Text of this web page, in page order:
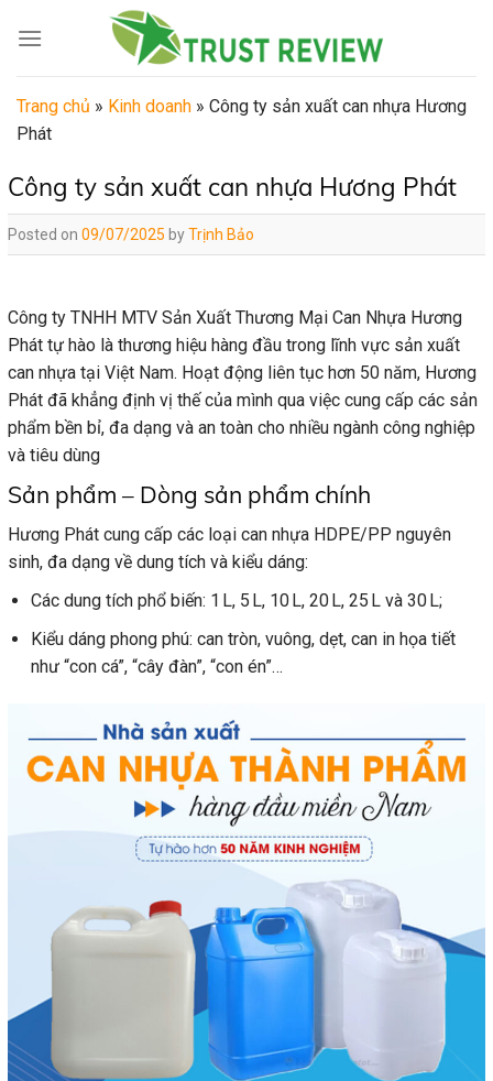
Trang chủ » Kinh doanh » Công ty sản xuất can nhựa Hương
Phát
Công ty sản xuất can nhựa Hương Phát
Posted on 09/07/2025 byTrịnh Bảo
Công ty TNHH MTV Sản Xuất Thương Mại Can Nhựa Hương
Phát tự hào là thương hiệu hàng đầu trong lĩnh vực sản xuất
can nhựa tại Việt Nam. Hoạt động liên tục hơn 50 năm, Hương
Phát đã khẳng định vị thế của mình qua việc cung cấp các sản
phẩm bền bỉ, đa dạng và an toàn cho nhiều ngành công nghiệp
và tiêu dùng
Sản phẩm – Dòng sản phẩm chính
Hương Phát cung cấp các loại can nhựa HDPE/PP nguyên
sinh, đa dạng về dung tích và kiểu dáng:
Các dung tích phổ biến: 1 L, 5 L, 10 L, 20 L, 25 L và 30 L;
Kiểu dáng phong phú: can tròn, vuông, dẹt, can in họa tiết
như “con cá”, “cây đàn”, “con én”…